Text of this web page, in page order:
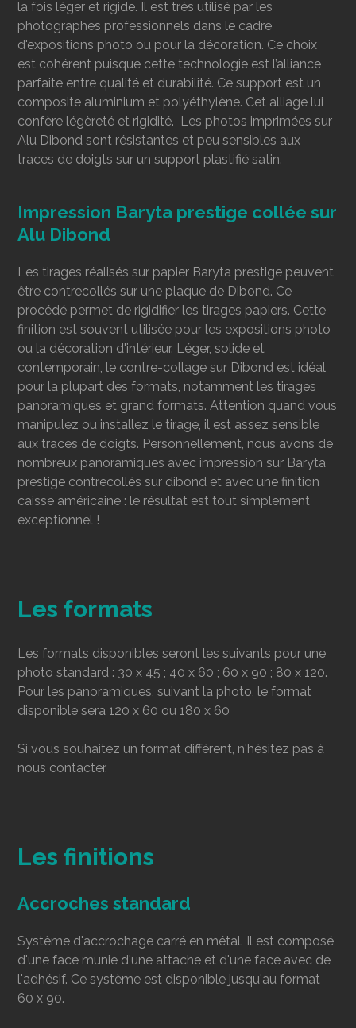
la fois léger et rigide. Il est très utilisé par les
photographes professionnels dans le cadre
d'expositions photo ou pour la décoration. Ce choix
est cohérent puisque cette technologie est l’alliance
parfaite entre qualité et durabilité. Ce support est un
composite aluminium et polyéthylène. Cet alliage lui
confère légèreté et rigidité. Les photos imprimées sur
Alu Dibond sont résistantes et peu sensibles aux
traces de doigts sur un support plastifié satin.
Impression Baryta prestige collée sur
Alu Dibond
Les tirages réalisés sur papier Baryta prestige peuvent
être contrecollés sur une plaque de Dibond. Ce
procédé permet de rigidifier les tirages papiers. Cette
finition est souvent utilisée pour les expositions photo
ou la décoration d'intérieur. Léger, solide et
contemporain, le contre-collage sur Dibond est idéal
pour la plupart des formats, notamment les tirages
panoramiques et grand formats. Attention quand vous
manipulez ou installez le tirage, il est assez sensible
aux traces de doigts. Personnellement, nous avons de
nombreux panoramiques avec impression sur Baryta
prestige contrecollés sur dibond et avec une finition
caisse américaine : le résultat est tout simplement
exceptionnel !
Les formats
Les formats disponibles seront les suivants pour une
photo standard : 30 x 45 ; 40 x 60 ; 60 x 90 ; 80 x 120.
Pour les panoramiques, suivant la photo, le format
disponible sera 120 x 60 ou 180 x 60
Si vous souhaitez un format différent, n'hésitez pas à
nous contacter.
Les finitions
Accroches standard
Système d'accrochage carré en métal. Il est composé
d'une face munie d'une attache et d'une face avec de
l'adhésif. Ce système est disponible jusqu'au format
60 x 90.